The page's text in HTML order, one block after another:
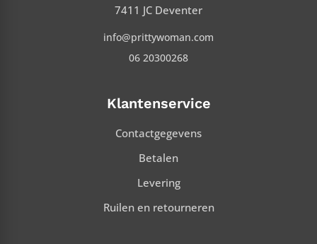
7411 JC Deventer
info@prittywoman.com
06 20300268
Klantenservice
Contactgegevens
Betalen
Levering
Ruilen en retourneren